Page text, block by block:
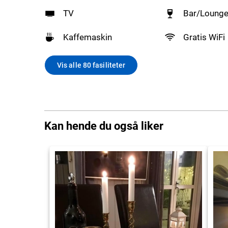
TV Bar/
Kaffemaskin Gratis WiFi
Vis alle 80 fasiliteter
Kan hende du også liker